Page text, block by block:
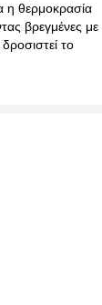
η θερμοκρασία
βρεγμένες με
το